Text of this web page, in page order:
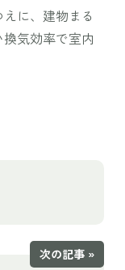
に、建物まる
気効率で室内
次の記事 »